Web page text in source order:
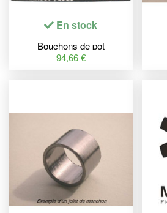
En stock
Bouchons de pot
d'échappement TWIN AIR
94,66 €